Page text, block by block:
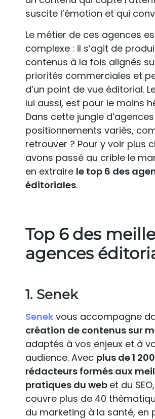
suscite l’émotion et qui
Le métier de ces agences
complexe : il s’agit de
contenus à la fois alignés
priorités commerciales et
d’un point de vue éditorial.
lui aussi, est pour le moins
Dans cette jungle
positionnements variés,
retrouver ? Pour y voir plus
avons passé au crible le
en extraire le top 6 des
éditoriales.
Top 6 des
agences
1. Senek
Senek vous accompagne
création de contenus sur
adaptés à vos enjeux et à
audience. Avec plus de 1 200
rédacteurs formés aux
pratiques du web et du
couvre plus de 40
du marketing à la santé, en